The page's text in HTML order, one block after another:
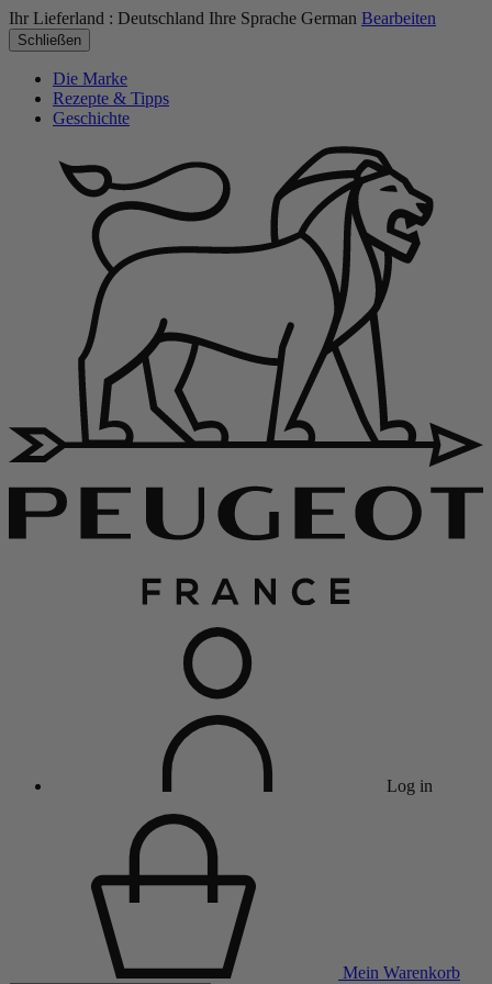
Ihr Lieferland : Deutschland Ihre Sprache German Bearbeiten
Schließen
Die Marke
Rezepte & Tipps
Geschichte
Log in
Mein Warenkorb